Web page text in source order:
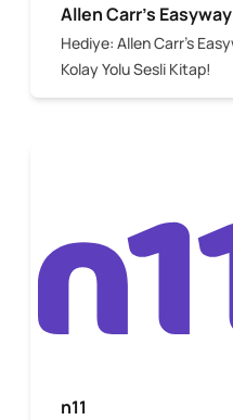
Allen Carr's Easyway
Hediye: Allen Carr's
Kolay Yolu Sesli Kitap!
n11